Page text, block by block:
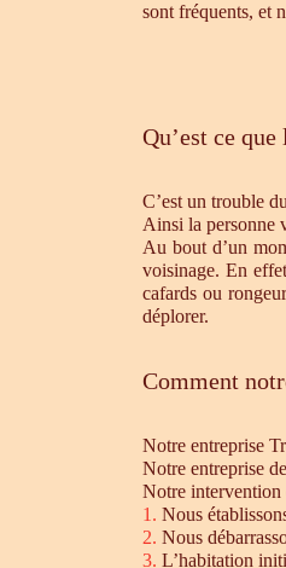
sont fréquents, et
Qu’est ce
C’est un trouble
Ainsi la personne
Au bout d’un
voisinage. En
cafards ou
déplorer.
Comment
Notre entreprise
Notre entreprise
Notre intervention
1. Nous
2. Nous
3. L’habitation